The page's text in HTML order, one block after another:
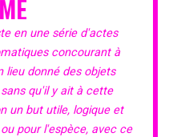
en une série d'actes
concourant à
lieu donné des objets
qu'il y ait à cette
un but utile, logique et
pour l'espèce, avec ce